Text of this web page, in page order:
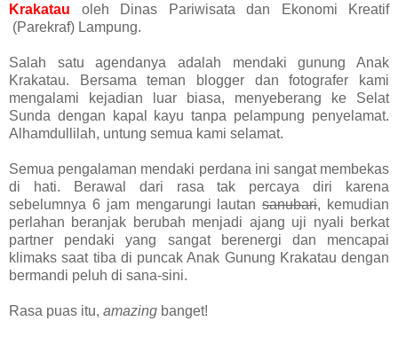
Krakatau oleh Dinas Pariwisata dan Ekonomi Kreatif
(Parekraf) Lampung.
Salah satu agendanya adalah mendaki gunung Anak
Krakatau. Bersama teman blogger dan fotografer kami
mengalami kejadian luar biasa, menyeberang ke Selat
Sunda dengan kapal kayu tanpa pelampung penyelamat.
Alhamdullilah, untung semua kami selamat.
Semua pengalaman mendaki perdana ini sangat membekas
di hati. Berawal dari rasa tak percaya diri karena
sebelumnya 6 jam mengarungi lautansanubari, kemudian
perlahan beranjak berubah menjadi ajang uji nyali berkat
partner pendaki yang sangat berenergi dan mencapai
klimaks saat tiba di puncak Anak Gunung Krakatau dengan
bermandi peluh di sana-sini.
Rasa puas itu, amazing banget!